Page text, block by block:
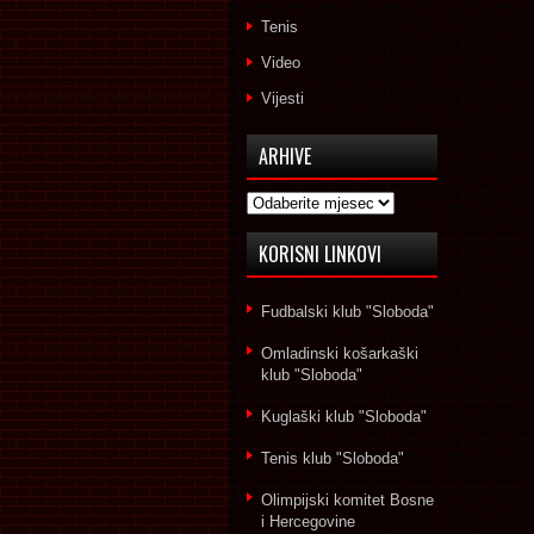
Tenis
Video
Vijesti
ARHIVE
Arhive
KORISNI LINKOVI
Fudbalski klub "Sloboda"
Omladinski košarkaški
klub "Sloboda"
Kuglaški klub "Sloboda"
Tenis klub "Sloboda"
Olimpijski komitet Bosne
i Hercegovine